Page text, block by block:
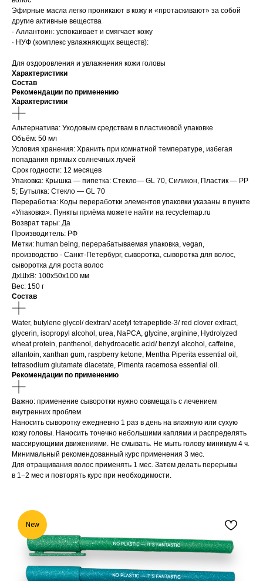
Эфирные масла легко проникают в кожу и «протаскивают» за собой
другие активные вещества
· Аллантоин: успокаивает и смягчает кожу
· НУФ (комплекс увлажняющих веществ):
Для оздоровления и увлажнения кожи головы
Характеристики
Состав
Рекомендации по применению
Характеристики
Альтернатива: Уходовым средствам в пластиковой упаковке
Объём: 50 мл
Условия хранения: Хранить при комнатной температуре, избегая
попадания прямых солнечных лучей
Срок годности: 12 месяцев
Упаковка: Крышка — пипетка: Стекло— GL 70, Силикон, Пластик — PP
5; Бутылка: Стекло — GL 70
Переработка: Коды переработки элементов упаковки указаны в пункте
«Упаковка». Пункты приёма можете найти на recyclemap.ru
Возврат тары: Да
Производитель: РФ
Метки: human being, перерабатываемая упаковка, vegan,
производство - Санкт-Петербург, сыворотка, сыворотка для волос,
сыворотка для роста волос
ДxШxВ: 100x50x100 мм
Вес: 150 г
Состав
Water, butylene glycol/ dextran/ acetyl tetrapeptide-3/ red clover extract,
glycerin, isopropyl alcohol, urea, NaPCA, glycine, arginine, Hydrolyzed
wheat protein, panthenol, dehydroacetic acid/ benzyl alcohol, caffeine,
allantoin, xanthan gum, raspberry ketone, Mentha Piperita essential oil,
tetrasodium glutamate diacetate, Pimenta racemosa essential oil.
Рекомендации по применению
Важно: применение сыворотки нужно совмещать с лечением
внутренних проблем
Наносить сыворотку ежедневно 1 раз в день на влажную или сухую
кожу головы. Наносить точечно небольшими каплями и распределять
массирующими движениями. Не смывать. Не мыть голову минимум 4 ч.
Минимальный рекомендованный курс применения 3 мес.
Для отращивания волос применять 1 мес. Затем делать перерывы
в 1−2 мес и повторять курс при необходимости.
New